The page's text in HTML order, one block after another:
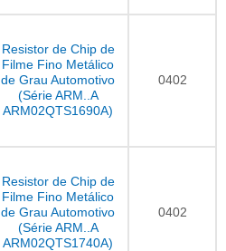
Resistor de Chip de
Filme Fino Metálico
de Grau Automotivo
(Série ARM..A
ARM02QTS1690A)
0402
Resistor de Chip de
Filme Fino Metálico
de Grau Automotivo
(Série ARM..A
ARM02QTS1740A)
0402